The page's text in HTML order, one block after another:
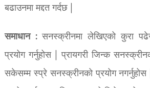
बढाउनमा मद्दत गर्दछ |
समाधान: सनस्क्रीनमा लेखिएको कुरा
प्रयोग गर्नुहोस | प्रायगरी जिन्क
सकेसम्म स्प्रे सनस्क्रीनको प्रयोग